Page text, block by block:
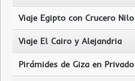
Viaje Egipto con Crucero Nilo
Viaje El Cairo y Alejandria
Pirámides de Giza en Privado